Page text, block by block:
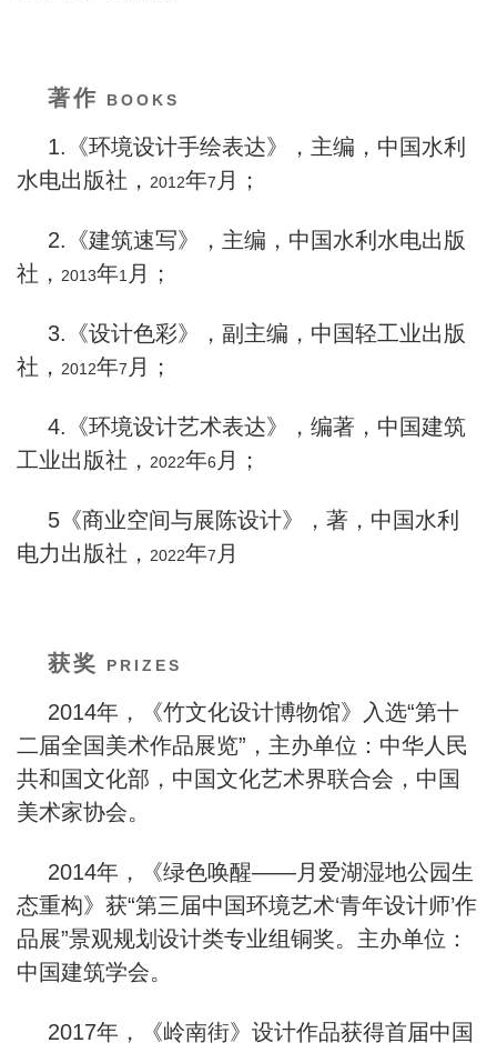
著作 BOOKS
1. 《环境设计手绘表达》，主编，中国水利
水电出版社， 2012年7 月；
2. 《建筑速写》，主编，中国水利水电出版
社， 2013年1 月；
3. 《设计色彩》，副主编，中国轻工业出版
社， 2012年7 月；
4. 《环境设计艺术表达》，编著，中国建筑
工业出版社， 2022年6 月；
5 《商业空间与展陈设计》，著，中国水利
电力出版社， 2022年7 月
获奖 PRIZES
2014年，《竹文化设计博物馆》入选“第十
二届全国美术作品展览”，主办单位：中华人民
共和国文化部，中国文化艺术界联合会，中国
美术家协会。
2014年，《绿色唤醒——月爱湖湿地公园生
态重构》获“第三届中国环境艺术‘青年设计师’作
品展”景观规划设计类专业组铜奖。主办单位：
中国建筑学会。
2017年，《岭南街》设计作品获得首届中国